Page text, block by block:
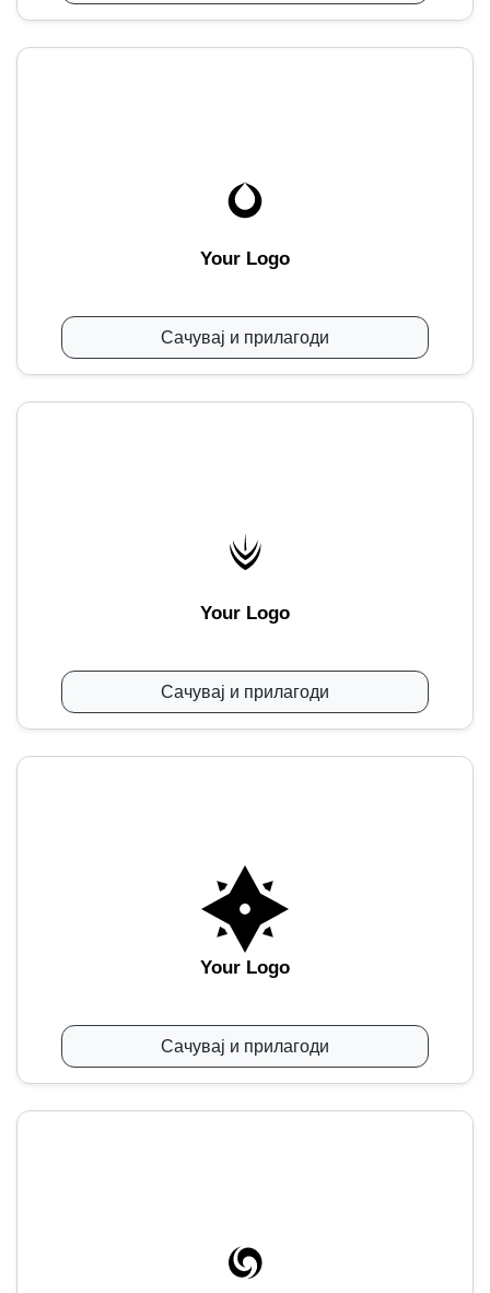
Your Logo
Сачувај и прилагоди
Your Logo
Сачувај и прилагоди
Your Logo
Сачувај и прилагоди